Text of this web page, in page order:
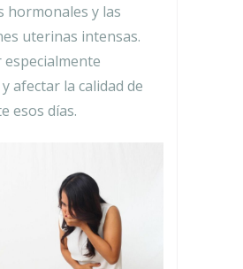
hormonales y las
uterinas intensas.
especialmente
afectar la calidad de
esos días.